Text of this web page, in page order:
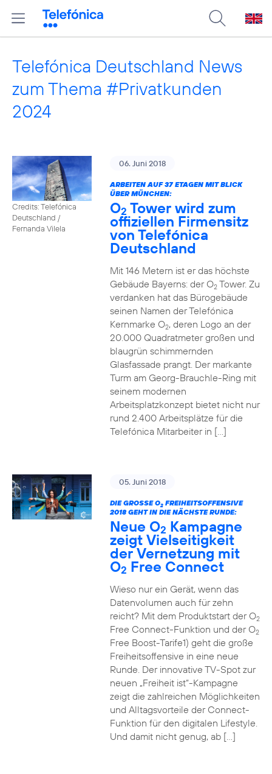
Telefónica Deutschland News
zum Thema #Privatkunden
2024
Credits: Telefónica
Deutschland /
Fernanda Vilela
06. Juni 2018
ARBEITEN AUF 37 ETAGEN MIT BLICK
ÜBER MÜNCHEN:
O2 Tower wird zum
offiziellen Firmensitz
von Telefónica
Deutschland
Mit 146 Metern ist er das höchste
Gebäude Bayerns: der O2Tower. Zu
verdanken hat das Bürogebäude
seinen Namen der Telefónica
Kernmarke O2, deren Logo an der
20.000 Quadratmeter großen und
blaugrün schimmernden
Glasfassade prangt. Der markante
Turm am Georg-Brauchle-Ring mit
seinem modernen
Arbeitsplatzkonzept bietet nicht nur
rund 2.400 Arbeitsplätze für die
Telefónica Mitarbeiter in […]
05. Juni 2018
DIE GROSSE O 2FREIHEITSOFFENSIVE
2018 GEHT IN DIE NÄCHSTE RUNDE:
Neue O2 Kampagne
zeigt Vielseitigkeit
der Vernetzung mit
O2 Free Connect
Wieso nur ein Gerät, wenn das
Datenvolumen auch für zehn
reicht? Mit dem Produktstart der O2
Free Connect-Funktion und der O2
Free Boost-Tarife1) geht die große
Freiheitsoffensive in eine neue
Runde. Der innovative TV-Spot zur
neuen „Freiheit ist“-Kampagne
zeigt die zahlreichen Möglichkeiten
und Alltagsvorteile der Connect-
Funktion für den digitalen Lifestyle.
Und damit nicht genug, ab […]